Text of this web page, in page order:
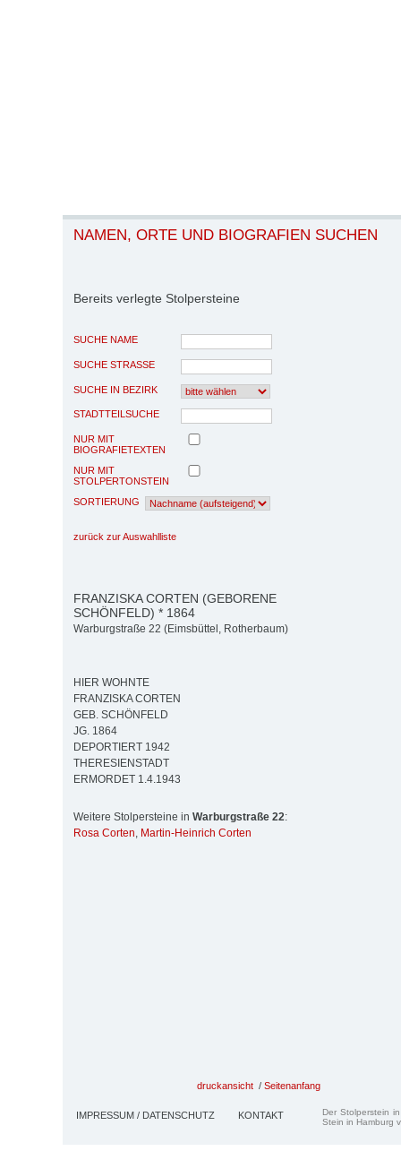
NAMEN, ORTE UND BIOGRAFIEN SUCHEN
Bereits verlegte Stolpersteine
SUCHE NAME
SUCHE STRASSE
SUCHE IN BEZIRK
STADTTEILSUCHE
NUR MIT
BIOGRAFIETEXTEN
NUR MIT
STOLPERTONSTEIN
SORTIERUNG
zurück zur Auswahlliste
FRANZISKA CORTEN (GEBORENE
SCHÖNFELD) * 1864
Warburgstraße 22 (Eimsbüttel, Rotherbaum)
HIER WOHNTE
FRANZISKA CORTEN
GEB. SCHÖNFELD
JG. 1864
DEPORTIERT 1942
THERESIENSTADT
ERMORDET 1.4.1943
Weitere Stolpersteine in Warburgstraße 22:
Rosa Corten, Martin-Heinrich Corten
druckansicht / Seitenanfang
IMPRESSUM / DATENSCHUTZ KONTAKT
Der Stolperstein
Stein in Hamburg